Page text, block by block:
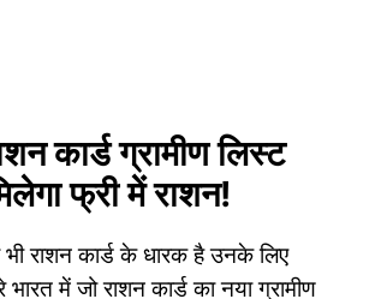
ग्रामीण लिस्ट
फ्री में राशन!
राशन कार्ड के धारक है उनके लिए
में जो राशन कार्ड का नया ग्रामीण